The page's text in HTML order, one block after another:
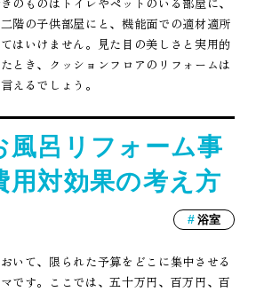
階の子供部屋にと、機能面での適材適所
はいけません。見た目の美しさと実用的
とき、クッションフロアのリフォームは
えるでしょう。
風呂リフォーム事
用対効果の考え方
浴室
いて、限られた予算をどこに集中させる
です。ここでは、五十万円、百万円、百